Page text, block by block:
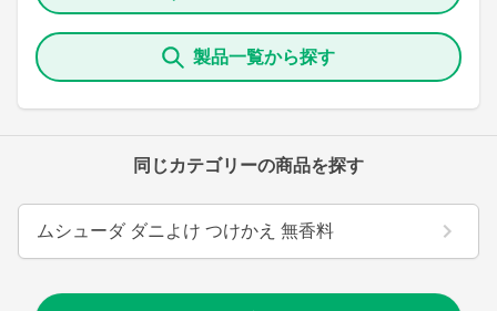
製品一覧から探す
同じカテゴリーの商品を探す
ムシューダ ダニよけ つけかえ 無香料